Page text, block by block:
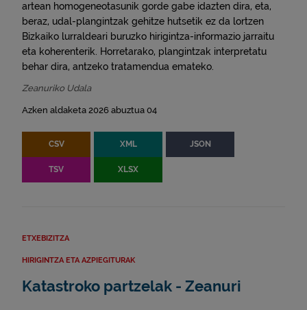
artean homogeneotasunik gorde gabe idazten dira, eta,
beraz, udal-plangintzak gehitze hutsetik ez da lortzen
Bizkaiko lurraldeari buruzko hirigintza-informazio jarraitu
eta koherenterik. Horretarako, plangintzak interpretatu
behar dira, antzeko tratamendua emateko.
Zeanuriko Udala
Azken aldaketa 2026 abuztua 04
CSV XML JSON
TSV XLSX
ETXEBIZITZA
HIRIGINTZA ETA AZPIEGITURAK
Katastroko partzelak - Zeanuri